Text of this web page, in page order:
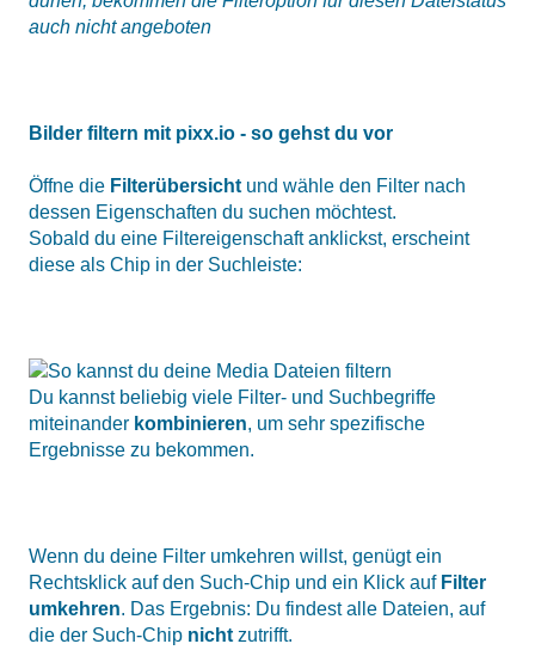
auch nicht angeboten
Bilder filtern mit pixx.io - so gehst du vor
Öffne die Filterübersicht und wähle den Filter nach
dessen Eigenschaften du suchen möchtest.
Sobald du eine Filtereigenschaft anklickst, erscheint
diese als Chip in der Suchleiste:
Du kannst beliebig viele Filter- und Suchbegriffe
miteinander kombinieren, um sehr spezifische
Ergebnisse zu bekommen.
Wenn du deine Filter umkehren willst, genügt ein
Rechtsklick auf den Such-Chip und ein Klick auf Filter
umkehren. Das Ergebnis: Du findest alle Dateien, auf
die der Such-Chip nicht zutrifft.